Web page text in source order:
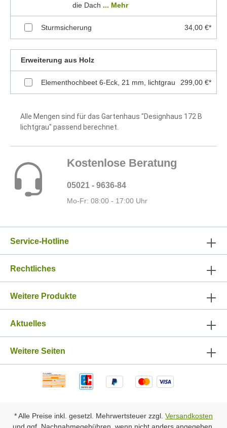
die Dach ... Mehr
Sturmsicherung 34,00 €*
Erweiterung aus Holz
Elementhochbeet 6-Eck, 21 mm, lichtgrau 299,00 €*
Alle Mengen sind für das Gartenhaus "Designhaus 172 B
lichtgrau" passend berechnet.
Kostenlose Beratung
05021 - 9636-84
Mo-Fr: 08:00 - 17:00 Uhr
Service-Hotline
Rechtliches
Weitere Produkte
Aktuelles
Weitere Seiten
* Alle Preise inkl. gesetzl. Mehrwertsteuer zzgl. Versandkosten